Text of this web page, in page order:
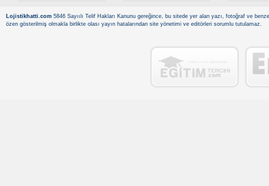
Lojistikhatti.com 5846 Sayıılı Telif Hakları Kanunu gereğince, bu sitede yer alan yazı, fotoğraf ve
özen gösterilmiş olmakla birlikte olası yayın hatalarından site yönetimi ve editörleri sorumlu tutulamaz.